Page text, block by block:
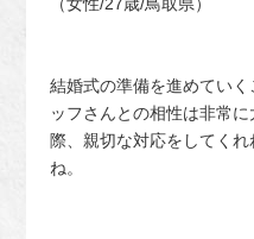
結婚式の準備を進めてい
ッフさんとの相性は非常
際、親切な対応をしてく
ね。